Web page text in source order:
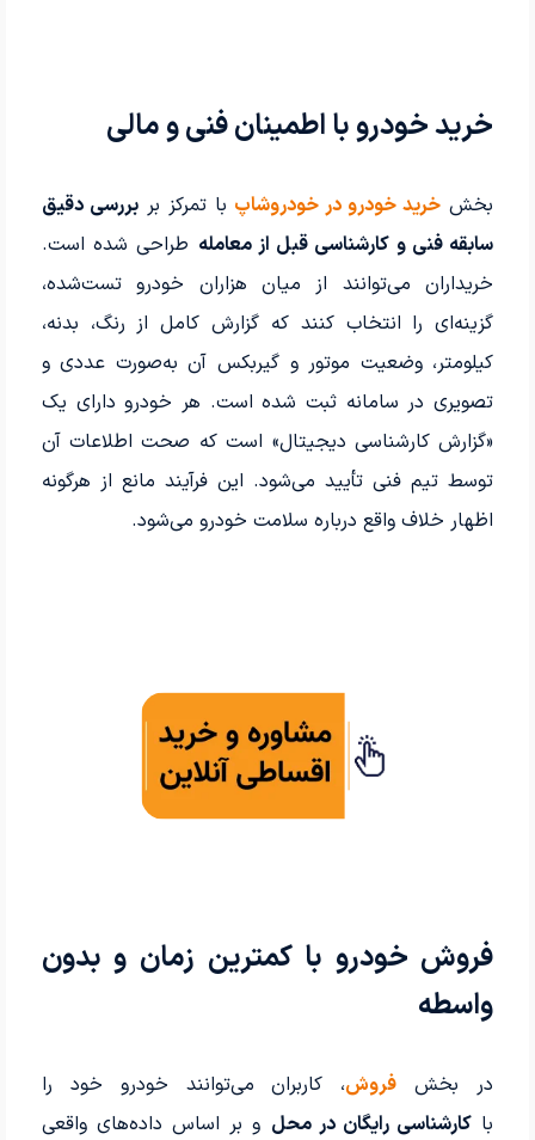
خرید خودرو با اطمینان فنی و مالی
بخش خرید خودرو در خودروشاپ با تمرکز بربررسی دقیق
سابقه فنی و کارشناسی قبل از معامله طراحی شده است.
خریداران می‌توانند از میان هزاران خودرو تست‌شده،
گزینه‌ای را انتخاب کنند که گزارش کامل از رنگ، بدنه،
کیلومتر، وضعیت موتور و گیربکس آن به‌صورت عددی و
تصویری در سامانه ثبت شده است. هر خودرو دارای یک
«گزارش کارشناسی دیجیتال» است که صحت اطلاعات آن
توسط تیم فنی تأیید می‌شود. این فرآیند مانع از هرگونه
اظهار خلاف واقع درباره سلامت خودرو می‌شود.
فروش خودرو با کمترین زمان و بدون
واسطه
در بخش فروش، کاربران می‌توانند خودرو خود را
با کارشناسی رایگان در محل و بر اساس داده‌های واقعی